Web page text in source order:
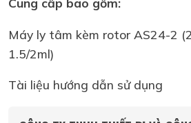
Máy ly tâm kèm rotor AS24-2
1.5/2ml)
Tài liệu hướng dẫn sử dụng